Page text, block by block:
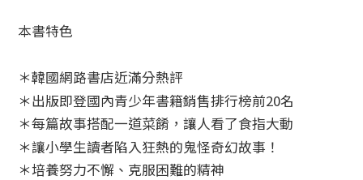
本書特色
＊韓國網路書店近滿分熱評
＊出版即登國內青少年書籍銷售排行榜前20名
＊每篇故事搭配一道菜餚，讓人看了食指大動
＊讓小學生讀者陷入狂熱的鬼怪奇幻故事！
＊培養努力不懈、克服困難的精神